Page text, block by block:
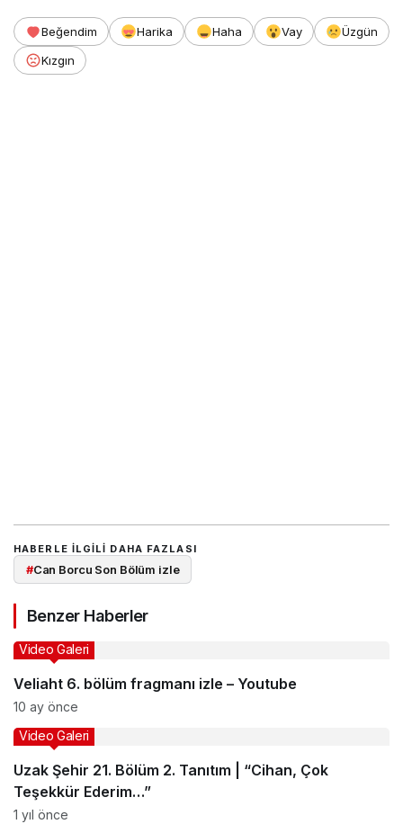
Beğendim Harika Haha Vay
Üzgün
Kızgın
HABERLE ILGILI DAHA FAZLASI
#Can Borcu Son Bölüm izle
Benzer Haberler
Veliaht 6. bölüm fragmanı izle – Youtube
Video Galeri
10 ay önce
Uzak Şehir 21. Bölüm 2. Tanıtım | “Cihan, Çok
Teşekkür Ederim…”
Video Galeri
1 yıl önce